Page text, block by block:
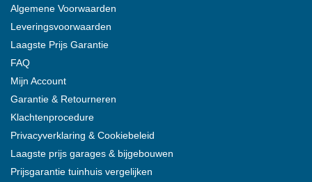
Algemene Voorwaarden
Leveringsvoorwaarden
Laagste Prijs Garantie
FAQ
Mijn Account
Garantie & Retourneren
Klachtenprocedure
Privacyverklaring & Cookiebeleid
Laagste prijs garages & bijgebouwen
Prijsgarantie tuinhuis vergelijken